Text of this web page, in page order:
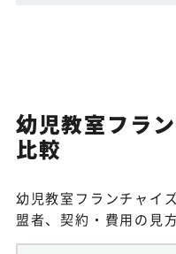
幼児教室フラ
比較
幼児教室フランチャイ
盟者、契約・費用の見